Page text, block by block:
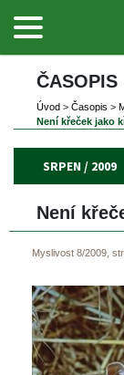
ČASOPIS
Úvod > Časopi >
Není křeček jako
SRPEN / 2009
Není
Myslivost 8/2009,